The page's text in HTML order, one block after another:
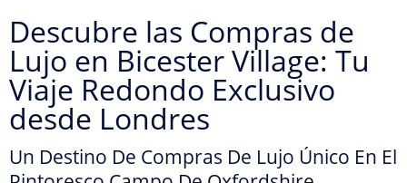
Descubre las Compras de
Lujo en Bicester Village: Tu
Viaje Redondo Exclusivo
desde Londres
Un Destino De Compras De Lujo Único En El